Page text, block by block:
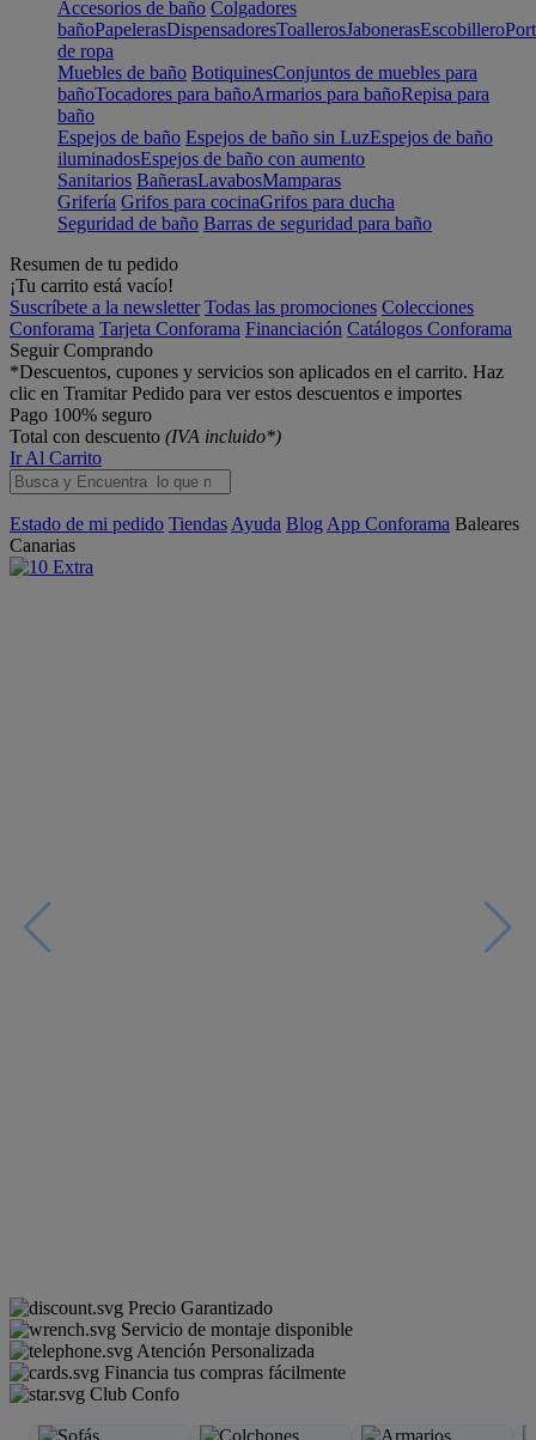
Accesorios de baño Colgadores
bañoPapelerasDispensadoresToallerosJabonerasEscobillero
de ropa
Muebles de baño BotiquinesConjuntos de muebles para
bañoTocadores para bañoArmarios para bañoRepisa para
baño
Espejos de baño Espejos de baño sin LuzEspejos de baño
iluminadosEspejos de baño con aumento
Sanitarios BañerasLavabosMamparas
Grifería Grifos para cocinaGrifos para ducha
Seguridad de baño Barras de seguridad para baño
Resumen de tu pedido
¡Tu carrito está vacío!
Suscríbete a la newsletter Todas las promociones Colecciones
Conforama Tarjeta Conforama Financiación Catálogos Conforama
Seguir Comprando
*Descuentos, cupones y servicios son aplicados en el carrito. Haz
clic en Tramitar Pedido para ver estos descuentos e importes
Pago 100% seguro
Total con descuento (IVA incluido*)
Ir Al Carrito
Estado de mi pedido Tiendas Ayuda Blog App Conforama Baleares
Canarias
Precio Garantizado
Servicio de montaje disponible
Atención Personalizada
Financia tus compras fácilmente
Club Confo